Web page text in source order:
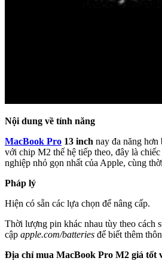
Nội dung về tính năng
MacBook Pro 13 inch nay đa năng hơn
với chip M2 thế hệ tiếp theo, đây là
nghiệp nhỏ gọn nhất của Apple, cùng
Pháp lý
Hiện có sẵn các lựa chọn để nâng cấp.
Thời lượng pin khác nhau tùy theo cách
cập apple.com/batteries để biết thêm
Địa chỉ mua MacBook Pro M2 giá tốt